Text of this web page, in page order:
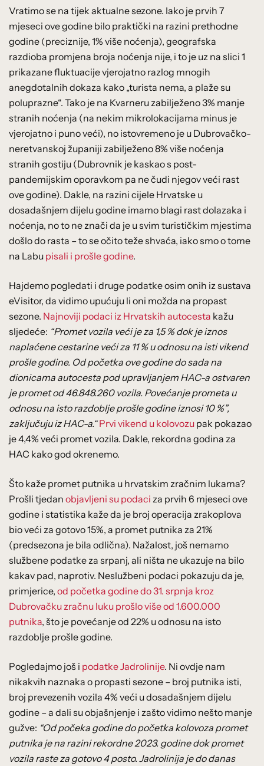
Vratimo se na tijek aktualne sezone. Iako je prvih 7
mjeseci ove godine bilo praktički na razini prethodne
godine (preciznije, 1% više noćenja), geografska
razdioba promjena broja noćenja nije, i to je uz na slici 1
prikazane fluktuacije vjerojatno razlog mnogih
anegdotalnih dokaza kako „turista nema, a plaže su
poluprazne“. Tako je na Kvarneru zabilježeno 3% manje
stranih noćenja (na nekim mikrolokacijama minus je
vjerojatno i puno veći), no istovremeno je u Dubrovačko-
neretvanskoj županiji zabilježeno 8% više noćenja
stranih gostiju (Dubrovnik je kaskao s post-
pandemijskim oporavkom pa ne čudi njegov veći rast
ove godine). Dakle, na razini cijele Hrvatske u
dosadašnjem dijelu godine imamo blagi rast dolazaka i
noćenja, no to ne znači da je u svim turističkim mjestima
došlo do rasta – to se očito teže shvaća, iako smo o tome
na Labu pisali i prošle godine.
Hajdemo pogledati i druge podatke osim onih iz sustava
eVisitor, da vidimo upućuju li oni možda na propast
sezone. Najnoviji podaci iz Hrvatskih autocesta kažu
sljedeće: “Promet vozila veći je za 1,5 % dok je iznos
naplaćene cestarine veći za 11 % u odnosu na isti vikend
prošle godine. Od početka ove godine do sada na
dionicama autocesta pod upravljanjem HAC-a ostvaren
je promet od 46.848.260 vozila. Povećanje prometa u
odnosu na isto razdoblje prošle godine iznosi 10 %”,
zaključuju iz HAC-a.“ Prvi vikend u kolovozu pak pokazao
je 4,4% veći promet vozila. Dakle, rekordna godina za
HAC kako god okrenemo.
Što kaže promet putnika u hrvatskim zračnim lukama?
Prošli tjedan objavljeni su podaci za prvih 6 mjeseci ove
godine i statistika kaže da je broj operacija zrakoplova
bio veći za gotovo 15%, a promet putnika za 21%
(predsezona je bila odlična). Nažalost, još nemamo
službene podatke za srpanj, ali ništa ne ukazuje na bilo
kakav pad, naprotiv. Neslužbeni podaci pokazuju da je,
primjerice, od početka godine do 31. srpnja kroz
Dubrovačku zračnu luku prošlo više od 1.600.000
putnika, što je povećanje od 22% u odnosu na isto
razdoblje prošle godine.
Pogledajmo još i podatke Jadrolinije. Ni ovdje nam
nikakvih naznaka o propasti sezone – broj putnika isti,
broj prevezenih vozila 4% veći u dosadašnjem dijelu
godine – a dali su objašnjenje i zašto vidimo nešto manje
gužve: “Od počeka godine do početka kolovoza promet
putnika je na razini rekordne 2023. godine dok promet
vozila raste za gotovo 4 posto. Jadrolinija je do danas